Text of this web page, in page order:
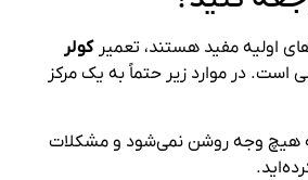
اولیه مفید هستند، تعمیر کولر
در موارد زیر حتماً به یک مرکز
هیچ وجه روشن نمی‌شود و مشکلات